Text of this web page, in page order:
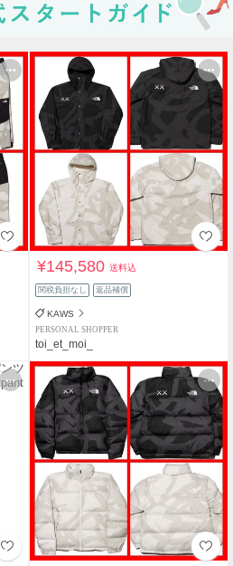
¥145,580送料込
関税負担なし 返品補償
KAWS
PERSONAL SHOPPER
toi_et_moi_